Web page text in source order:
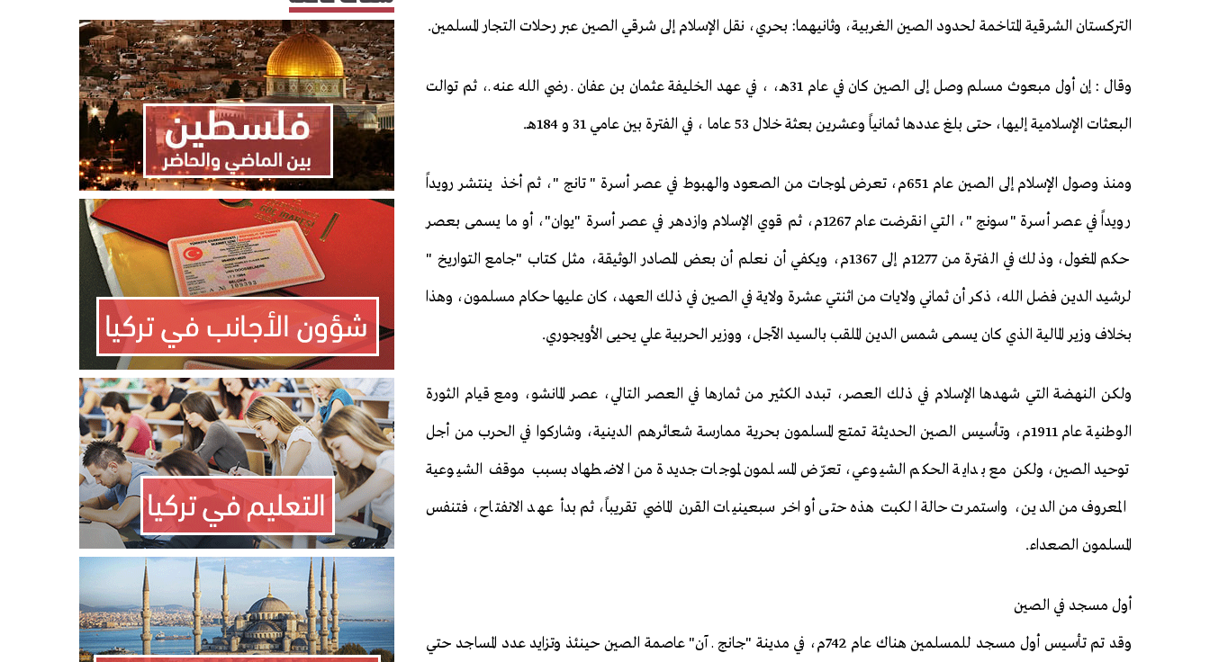
التركستان الشرقية المتاخمة لحدود الصين الغربية، وثانيهما: بحري، نقل الإسلام إلى شرقي الصين عبر رحلات التجار المسلمين.
وقال : إن أول مبعوث مسلم وصل إلى الصين كان في عام 31هـ، ، في عهد الخليفة عثمان بن عفان ـ رضي الله عنه ـ، ثم توالت
البعثات الإسلامية إليها، حتى بلغ عددها ثمانياً وعشرين بعثة خلال 53 عاما ، في الفترة بين عامي 31 و 184هـ.
ومنذ وصول الإسلام إلى الصين عام 651م، تعرض لموجات من الصعود والهبوط في عصر أسرة " تانج "، ثم أخذ ينتشر رويداً
رويداً في عصر أسرة "سونج "، التي انقرضت عام 1267م، ثم قوي الإسلام وازدهر في عصر أسرة "يوان"، أو ما يسمى بعصر
حكم المغول، وذلك في الفترة من 1277م إلى 1367م، ويكفي أن نعلم أن بعض المصادر الوثيقة، مثل كتاب "جامع التواريخ "
لرشيد الدين فضل الله، ذكر أن ثماني ولايات من اثنتي عشرة ولاية في الصين في ذلك العهد، كان عليها حكام مسلمون، وهذا
بخلاف وزير المالية الذي كان يسمى شمس الدين الملقب بالسيد الآجل، ووزير الحربية علي يحيى الأويجوري.
ولكن النهضة التي شهدها الإسلام في ذلك العصر، تبدد الكثير من ثمارها في العصر التالي، عصر المانشو، ومع قيام الثورة
الوطنية عام 1911م، وتأسيس الصين الحديثة تمتع المسلمون بحرية ممارسة شعائرهم الدينية، وشاركوا في الحرب من أجل
توحيد الصين، ولكن مع بداية الحكم الشيوعي، تعرّض المسلمون لموجات جديدة من الاضطهاد بسبب موقف الشيوعية
المعروف من الدين، واستمرت حالة الكبت هذه حتى أواخر سبعينيات القرن الماضي تقريباً، ثم بدأ عهد الانفتاح، فتنفس
المسلمون الصعداء.
أول مسجد في الصين
وقد تم تأسيس أول مسجد للمسلمين هناك عام 742م، في مدينة "جانج ـ آن" عاصمة الصين حينئذ وتزايد عدد المساجد حتي